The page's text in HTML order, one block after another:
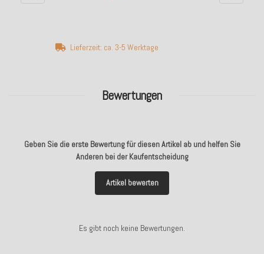
Bewertungen
Geben Sie die erste Bewertung für diesen Artikel ab und helfen Sie
Anderen bei der Kaufentscheidung
Artikel bewerten
Es gibt noch keine Bewertungen.
Lieferzeit: ca. 3-5 Werktage